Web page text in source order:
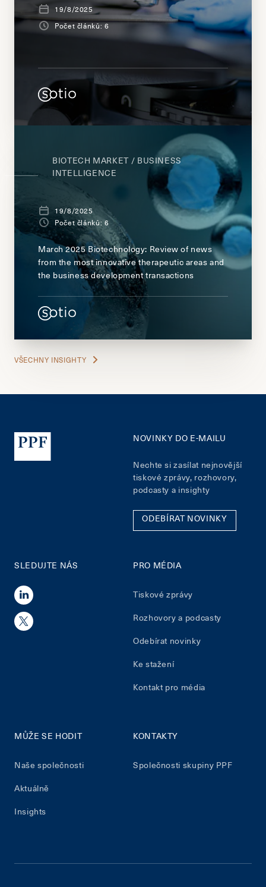
19/8/2025
Počet článků: 6
BIOTECH MARKET / BUSINESS
INTELLIGENCE
19/8/2025
Počet článků: 6
March 2025 Biotechnology: Review of news
from the most innovative therapeutic areas and
the business development transactions
VŠECHNY INSIGHTY
NOVINKY DO E-MAILU
Nechte si zasílat nejnovější
tiskové zprávy, rozhovory,
podcasty a insighty
ODEBÍRAT NOVINKY
SLEDUJTE NÁS PRO MÉDIA
Tiskové zprávy
Rozhovory a podcasty
Odebírat novinky
Ke stažení
Kontakt pro média
MŮŽE SE HODIT
Naše společnosti
Aktuálně
Insights
KONTAKTY
Společnosti skupiny PPF